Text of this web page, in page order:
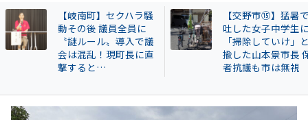
【交野市⑮】猛暑で嘔
吐した女子中学生に
「掃除していけ」と揶
揄した山本景市長 保護
者抗議も市は無視
サヨク活動家はな
「カタカナ」表記
む？